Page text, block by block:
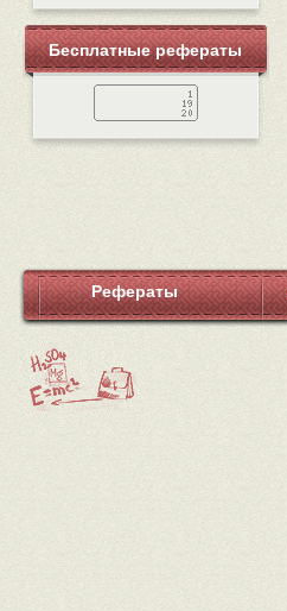
Бесплатные рефераты
Рефераты